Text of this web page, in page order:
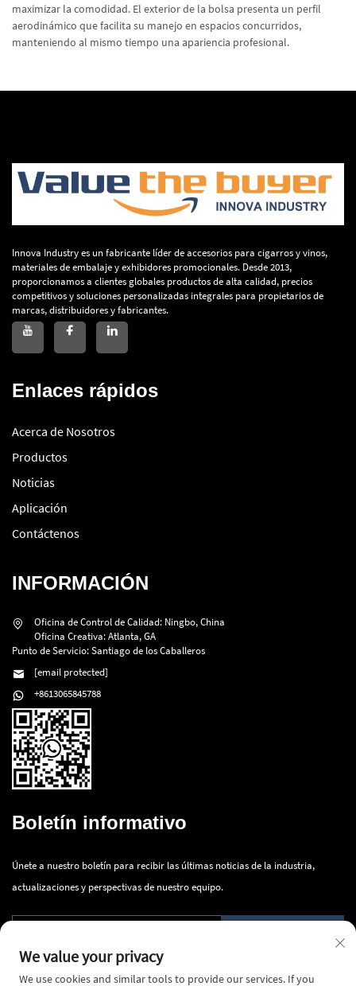
maximizar la comodidad. El exterior de la bolsa presenta un perfil
aerodinámico que facilita su manejo en espacios concurridos,
manteniendo al mismo tiempo una apariencia profesional.
Innova Industry es un fabricante líder de accesorios para cigarros y vinos,
materiales de embalaje y exhibidores promocionales. Desde 2013,
proporcionamos a clientes globales productos de alta calidad, precios
competitivos y soluciones personalizadas integrales para propietarios de
marcas, distribuidores y fabricantes.
Enlaces rápidos
Acerca de Nosotros
Productos
Noticias
Aplicación
Contáctenos
INFORMACIÓN
Oficina de Control de Calidad: Ningbo, China
Oficina Creativa: Atlanta, GA
Punto de Servicio: Santiago de los Caballeros
[email protected]
+8613065845788
Boletín informativo
Únete a nuestro boletín para recibir las últimas noticias de la industria,
actualizaciones y perspectivas de nuestro equipo.
We value your privacy
We use cookies and similar tools to provide our services. If you